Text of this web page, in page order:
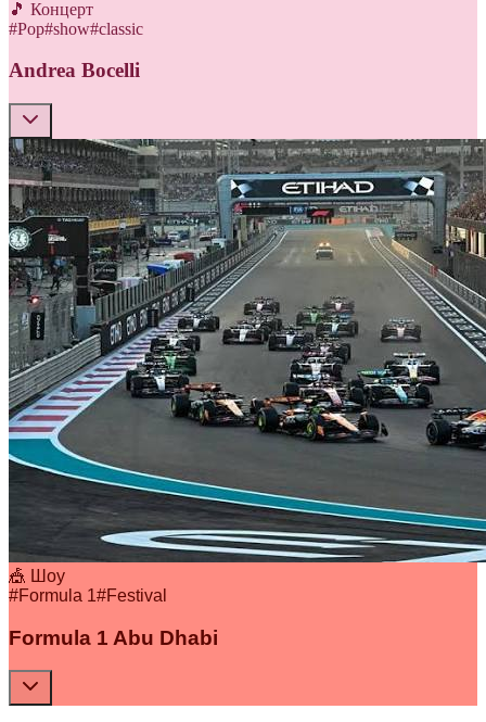
🎵 Концерт
#Pop#show#classic
Andrea Bocelli
🎪 Шоу
#Formula 1#Festival
Formula 1 Abu Dhabi